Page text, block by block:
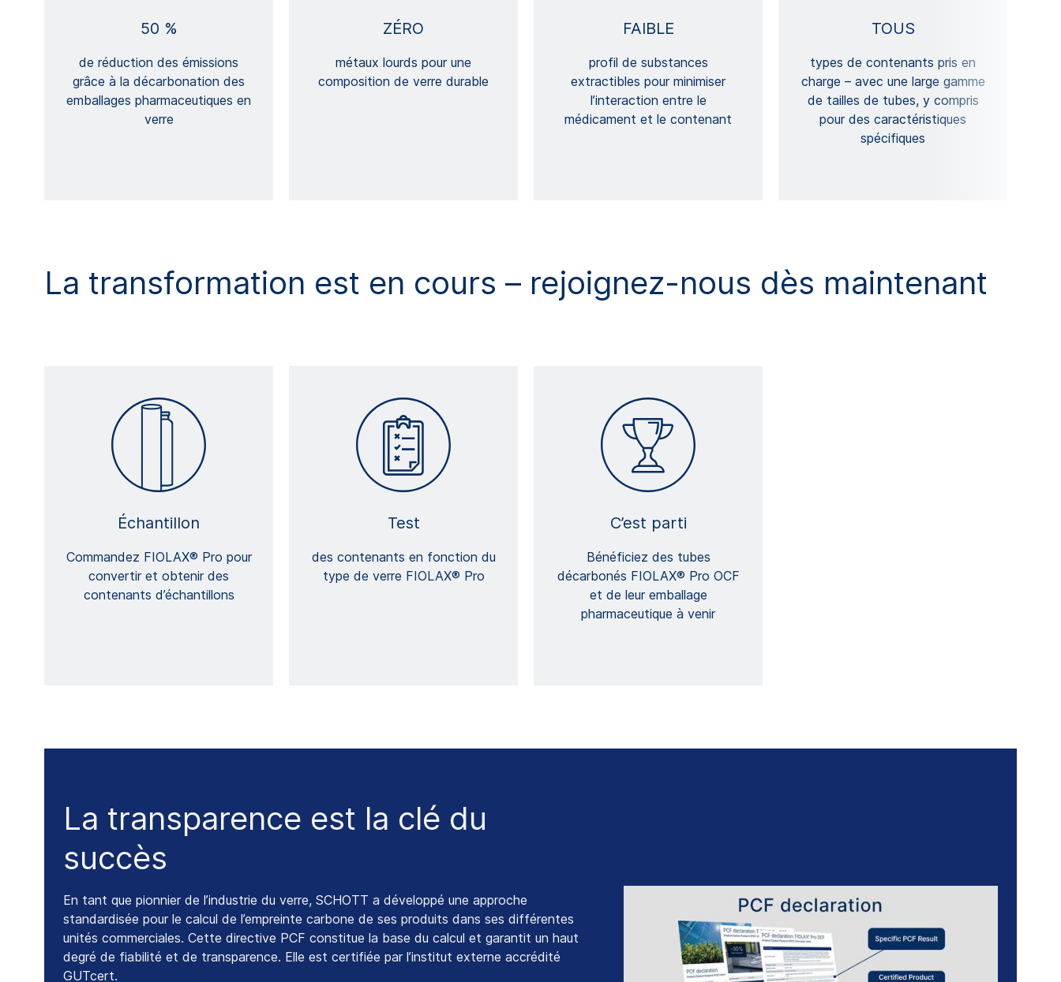
50 %
de réduction des émissions
grâce à la décarbonation des
emballages pharmaceutiques en
verre
ZÉRO
métaux lourds pour une
composition de verre durable
FAIBLE
profil de substances
extractibles pour minimiser
l’interaction entre le
médicament et le contenant
TOUS
types de contenants pris en
charge – avec une large gamme
de tailles de tubes, y compris
pour des caractéristiques
spécifiques
La transformation est en cours – rejoignez-nous dès maintenant
Échantillon
Commandez FIOLAX® Pro pour
convertir et obtenir des
contenants d’échantillons
Test
des contenants en fonction du
type de verre FIOLAX® Pro
C’est parti
Bénéficiez des tubes
décarbonés FIOLAX® Pro OCF
et de leur emballage
pharmaceutique à venir
La transparence est la clé du
succès
En tant que pionnier de l’industrie du verre, SCHOTT a développé une approche
standardisée pour le calcul de l’empreinte carbone de ses produits dans ses différentes
unités commerciales. Cette directive PCF constitue la base du calcul et garantit un haut
degré de fiabilité et de transparence. Elle est certifiée par l’institut externe accrédité
GUTcert.